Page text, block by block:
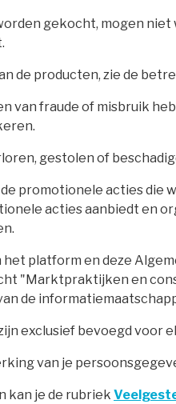
gekocht, mogen
de producten, zie de
van fraude of misbruik
gestolen of
promotionele acties die
acties aanbiedt en
platform en deze
"Marktpraktijken en
de
exclusief bevoegd
van je
kan je de rubriek